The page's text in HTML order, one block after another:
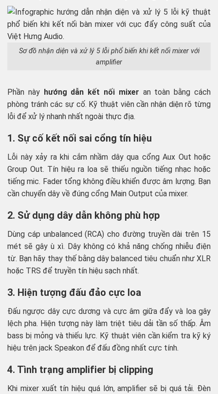
Sơ đồ nhận diện và xử lý 5 lỗi phổ biến khi kết nối mixer với
amplifier
Phần này hướng dẫn kết nối mixer an toàn bằng cách
phòng tránh các sự cố. Kỹ thuật viên cần nhận diện rõ từng
lỗi để xử lý nhanh nhất ngoài thực địa.
1. Sự cố kết nối sai cổng tín hiệu
Lỗi này xảy ra khi cắm nhầm dây qua cổng Aux Out hoặc
Group Out. Tín hiệu ra loa sẽ thiếu nguồn tiếng nhạc hoặc
tiếng mic. Fader tổng không điều khiển được âm lượng. Bạn
cần chuyển dây về đúng cổng Main Output của mixer.
2. Sử dụng dây dẫn không phù hợp
Dùng cáp unbalanced (RCA) cho đường truyền dài trên 15
mét sẽ gây ù xì. Dây không có khả năng chống nhiễu điện
từ. Bạn hãy thay thế bằng dây balanced tiêu chuẩn như XLR
hoặc TRS để truyền tín hiệu sạch nhất.
3. Hiện tượng đấu đảo cực loa
Đấu ngược dây cực dương và cực âm giữa đẩy và loa gây
lệch pha. Hiện tượng này làm triệt tiêu dải tần số thấp. Âm
bass bị mỏng và thiếu lực. Kỹ thuật viên cần kiểm tra kỹ ký
hiệu trên jack Speakon để đấu đồng nhất cực tính.
4. Tình trạng amplifier bị clipping
Khi mixer xuất tín hiệu quá lớn, amplifier sẽ bị quá tải. Đèn